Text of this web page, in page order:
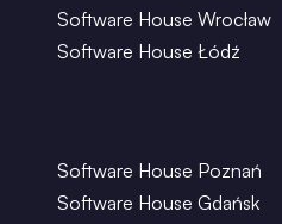
Software House Wrocław
Software House Łódź
Software House Poznań
Software House Gdańsk